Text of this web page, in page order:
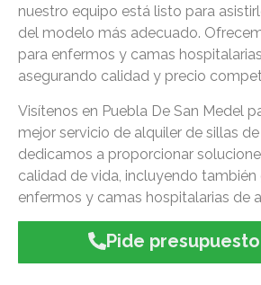
nuestro equipo está listo para
del modelo más adecuado.
para enfermos y camas
asegurando calidad y precio
Visítenos en Puebla De San Medel
mejor servicio de alquiler de sillas
dedicamos a proporcionar
calidad de vida, incluyendo también
enfermos y camas hospitalarias de
Pide